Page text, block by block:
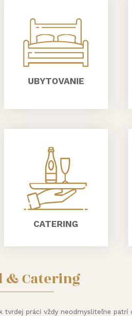
UBYTOVANIE
CATERING
& Catering
tvrdej práci vždy neodmysliteľne patrí